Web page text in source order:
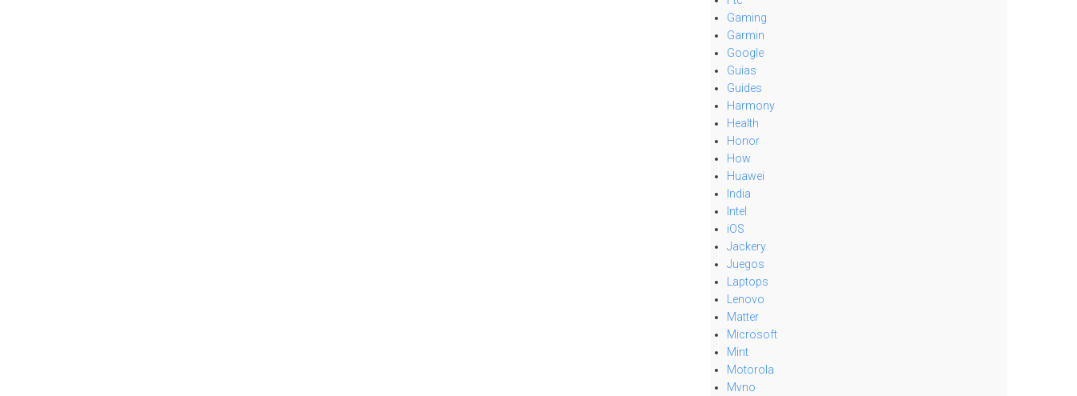
Gaming
Garmin
Google
Guias
Guides
Harmony
Health
Honor
How
Huawei
India
Intel
iOS
Jackery
Juegos
Laptops
Lenovo
Matter
Microsoft
Mint
Motorola
Mvno